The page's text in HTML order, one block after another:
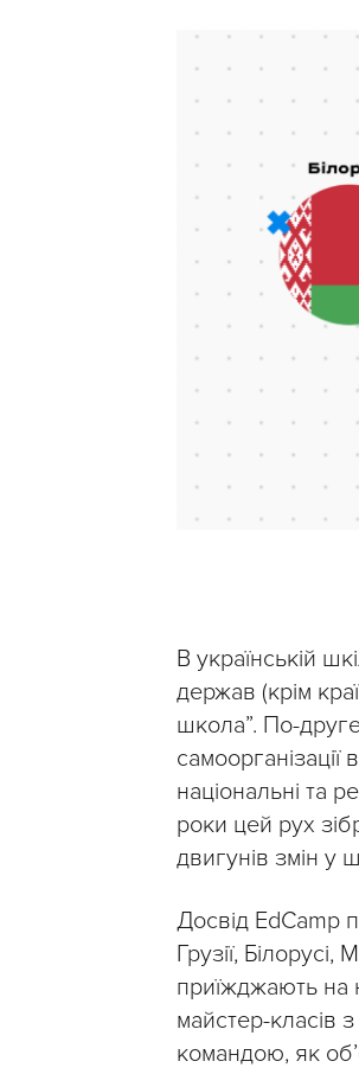
В українській
держав (крім
школа”. По-
національні та
роки цей рух
двигунів змін у
Досвід EdCamp
Грузії,
приїжджають на
майстер-класів
командою, як